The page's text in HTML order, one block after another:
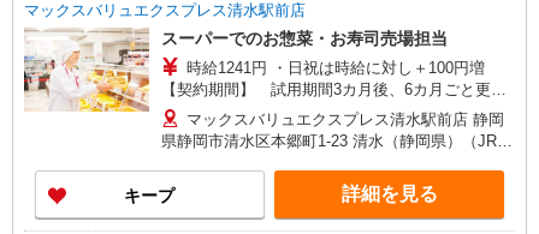
マックスバリュエクスプレス清水駅前店
スーパーでのお惣菜・お寿司売場担当
時給1241円 ・日祝は時給に対し＋100円増
【契約期間】 試用期間3カ月後、6カ月ごと更新
※試用期間中も条件は同じです 土・日出勤出来る
方、大歓迎。
マックスバリュエクスプレス清水駅前店 静岡
県静岡市清水区本郷町1-23 清水（静岡県）（JR東
町口（約12分）,入江岡（静岡鉄道）（約21分）
キープ 詳細を見る